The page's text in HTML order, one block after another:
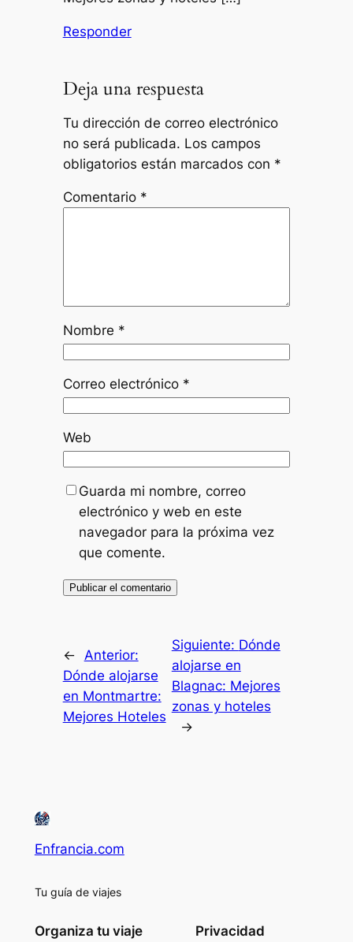
Responder
Deja una respuesta
Tu dirección de correo electrónico
no será publicada. Los campos
obligatorios están marcados con *
Comentario *
Nombre *
Correo electrónico *
Web
Guarda mi nombre, correo
electrónico y web en este
navegador para la próxima vez
que comente.
← Anterior:
Dónde alojarse
en Montmartre:
Mejores Hoteles
Siguiente: Dónde
alojarse en
Blagnac: Mejores
zonas y hoteles
→
Enfrancia.com
Tu guía de viajes
Organiza tu viaje Privacidad